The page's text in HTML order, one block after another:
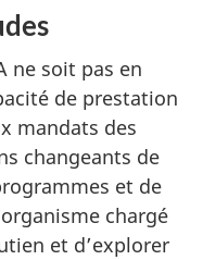
ne soit pas en
de prestation
mandats des
changeants de
et de
chargé
et d’explorer